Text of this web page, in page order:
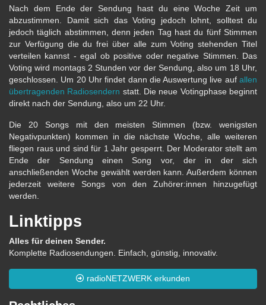
Nach dem Ende der Sendung hast du eine Woche Zeit um
abzustimmen. Damit sich das Voting jedoch lohnt, solltest du
jedoch täglich abstimmen, denn jeden Tag hast du fünf Stimmen
zur Verfügung die du frei über alle zum Voting stehenden Titel
verteilen kannst - egal ob positive oder negative Stimmen. Das
Voting wird montags 2 Stunden vor der Sendung, also um 18 Uhr,
geschlossen. Um 20 Uhr findet dann die Auswertung live auf allen
übertragenden Radiosendern statt. Die neue Votingphase beginnt
direkt nach der Sendung, also um 22 Uhr.
Die 20 Songs mit den meisten Stimmen (bzw. wenigsten
Negativpunkten) kommen in die nächste Woche, alle weiteren
fliegen raus und sind für 1 Jahr gesperrt. Der Moderator stellt am
Ende der Sendung einen Song vor, der in der sich
anschließenden Woche gewählt werden kann. Außerdem können
jederzeit weitere Songs von den Zuhörer:innen hinzugefügt
werden.
Linktipps
Alles für deinen Sender.
Komplette Radiosendungen. Einfach, günstig, innovativ.
radioNETZWERK erkunden